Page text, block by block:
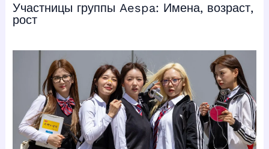
Участницы группы Aespa: Имена, возраст,
рост